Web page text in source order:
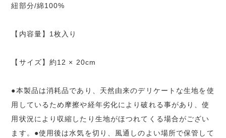
紐部分/綿100%
【内容量】1枚入り
【サイズ】約12 × 20cm
●本製品は消耗品であり、天然由来のデリケートな生地を使
用しているため摩擦や経年劣化により破れる事があり、使
用状況により収縮したり生地がほつれてくる場合がござい
ます。●使用後は水気を切り、風通しのよい場所で保管して